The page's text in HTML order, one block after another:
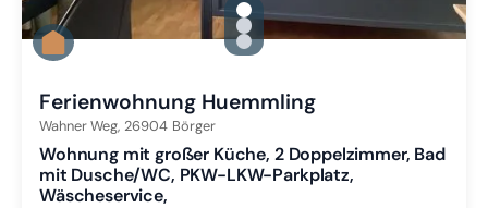
gallery.slide_selector
Zu Slide 1 wechseln
Zu Slide 2 wechseln
Zu Slide 3 wechseln
Ferienwohnung Huemmling
Wahner Weg, 26904 Börger
Wohnung mit großer Küche, 2 Doppelzimmer, Bad
mit Dusche/WC, PKW-LKW-Parkplatz,
Wäscheservice,